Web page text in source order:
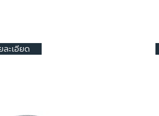
ละเอียด